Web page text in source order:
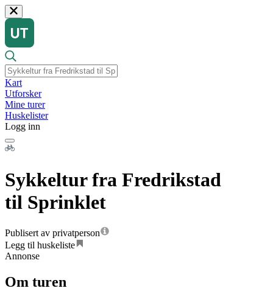
Kart
Utforsker
Mine turer
Huskelister
Logg inn
Sykkeltur fra Fredrikstad
til Sprinklet
Publisert av privatperson
Legg til huskeliste
Annonse
Om turen